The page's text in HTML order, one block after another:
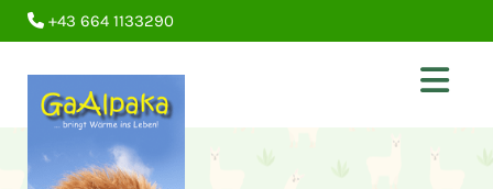
 +43 664 1133290